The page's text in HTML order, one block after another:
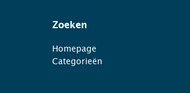
Zoeken
Homepage
Categorieën